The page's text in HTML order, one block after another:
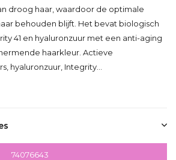
droog haar, waardoor de optimale
behouden blijft. Het bevat biologisch
41 en hyaluronzuur met een anti-aging
haarkleur. Actieve
hyaluronzuur, Integrity...
74076643